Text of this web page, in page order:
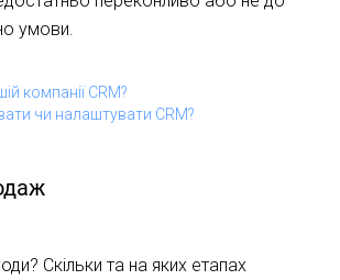
умови.
компанії CRM?
чи налаштувати CRM?
Скільки та на яких етапах